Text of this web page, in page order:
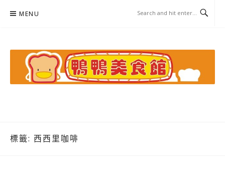
MENU
標籤: 西西里咖啡